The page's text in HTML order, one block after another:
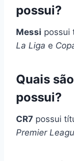
possui?
Messi possui
La Liga e
Quais
possui?
CR7 possui
Premier